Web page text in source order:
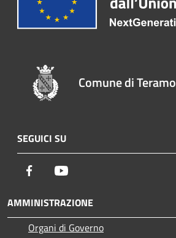
Comune di Teramo
SEGUICI SU
Facebook
AMMINISTRAZIONE
Organi di Governo